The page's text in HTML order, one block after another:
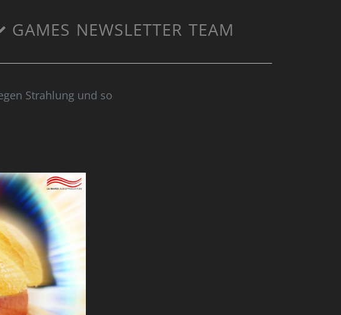
GAMES NEWSLETTER TEAM
Strahlung und so